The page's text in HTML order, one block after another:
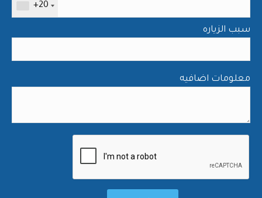
+20
سبب الزياره
معلومات اضافيه